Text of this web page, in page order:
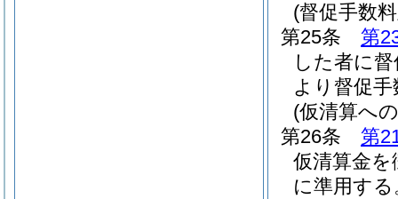
(督促手数
第25条
第
した者に
より督促
(仮清算へ
第26条
第
仮清算金
に準用する